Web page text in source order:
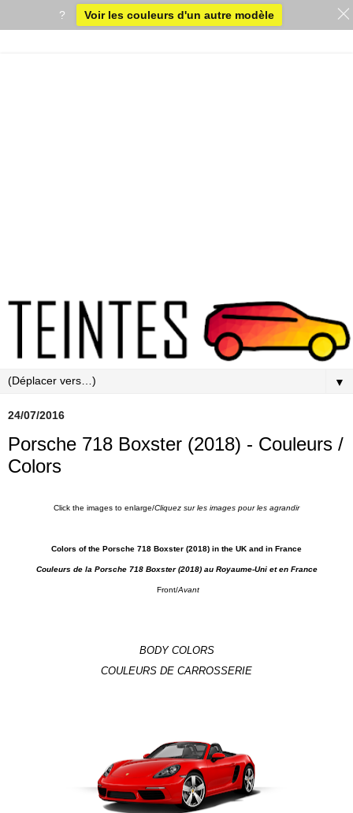
▼
24/07/2016
Porsche 718 Boxster (2018) - Couleurs /
Colors
Click the images to enlarge/Cliquez sur les images pour les agrandir
Colors of the Porsche 718 Boxster (2018) in the UK and in France
Couleurs de la Porsche 718 Boxster(2018) au Royaume-Uni et en France
Front/Avant
BODY COLORS
COULEURS DE CARROSSERIE
? Voir les couleurs d'un autre modèle